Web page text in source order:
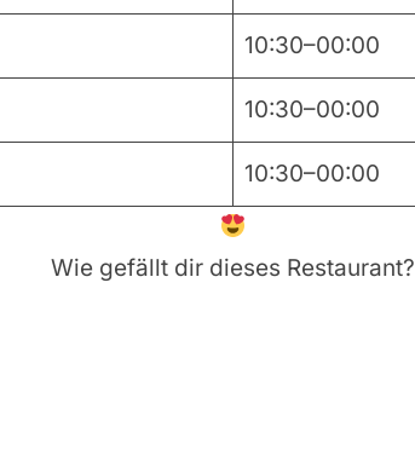
10:30–00:00
10:30–00:00
10:30–00:00
Wie gefällt dir dieses Restaurant?